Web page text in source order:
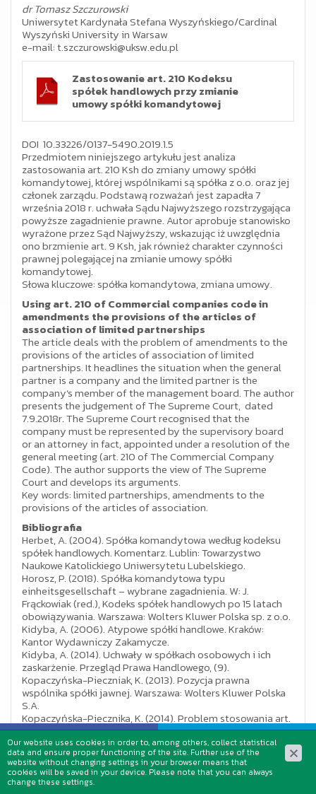
dr Tomasz Szczurowski
Uniwersytet Kardynała Stefana Wyszyńskiego/Cardinal
Wyszyński University in Warsaw
e-mail: t.szczurowski@uksw.edu.pl
Zastosowanie art. 210 Kodeksu
spółek handlowych przy zmianie
umowy spółki komandytowej
DOI 10.33226/0137-5490.2019.1.5
Przedmiotem niniejszego artykułu jest analiza
zastosowania art. 210 Ksh do zmiany umowy spółki
komandytowej, której wspólnikami są spółka z o.o. oraz jej
członek zarządu. Podstawą rozważań jest zapadła 7
września 2018 r. uchwała Sądu Najwyższego rozstrzygająca
powyższe zagadnienie prawne. Autor aprobuje stanowisko
wyrażone przez Sąd Najwyższy, wskazując iż uwzględnia
ono brzmienie art. 9 Ksh, jak również charakter czynności
prawnej polegającej na zmianie umowy spółki
komandytowej.
Słowa kluczowe: spółka komandytowa, zmiana umowy.
Using art. 210 of Commercial companies code in
amendments the provisions of the articles of
association of limited partnerships
The article deals with the problem of amendments to the
provisions of the articles of association of limited
partnerships. It headlines the situation when the general
partner is a company and the limited partner is the
company’s member of the management board. The author
presents the judgement of The Supreme Court, dated
7.9.2018r. The Supreme Court recognised that the
company must be represented by the supervisory board
or an attorney in fact, appointed under a resolution of the
general meeting (art. 210 of The Commercial Company
Code). The author supports the view of The Supreme
Court and develops its arguments.
Key words: limited partnerships, amendments to the
provisions of the articles of association.
Bibliografia
Herbet, A. (2004). Spółka komandytowa według kodeksu
spółek handlowych. Komentarz. Lublin: Towarzystwo
Naukowe Katolickiego Uniwersytetu Lubelskiego.
Horosz, P. (2018). Spółka komandytowa typu
einheitsgesellschaft – wybrane zagadnienia. W: J.
Frąckowiak (red.), Kodeks spółek handlowych po 15 latach
obowiązywania. Warszawa: Wolters Kluwer Polska sp. z o.o.
Kidyba, A. (2006). Atypowe spółki handlowe. Kraków:
Kantor Wydawniczy Zakamycze.
Kidyba, A. (2014). Uchwały w spółkach osobowych i ich
zaskarżenie. Przegląd Prawa Handlowego, (9).
Kopaczyńska-Pieczniak, K. (2013). Pozycja prawna
wspólnika spółki jawnej. Warszawa: Wolters Kluwer Polska
S.A.
Kopaczyńska-Piecznika, K. (2014). Problem stosowania art.
210 § 1 ksh odpowiednio lub per analogiam do wspólników
uprawnionych do reprezentowania handlowych spółek
osobowych. Przegląd Prawa Handlowego, (11).
Nowacki, A. (2018). Spółka z ograniczoną
odpowiedzialnością (Tom I). Komentarz: Art. 151-226 Ksh.
Our website uses cookies in order to, among others, collect statistical
data and ensure proper functioning of the site. Further use of the
website without changing settings in your browser means that
cookies will be saved in your device. Please note that you can always
change these settings.